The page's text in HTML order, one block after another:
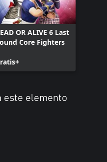
OR ALIVE 6 Last
Core Fighters
este elemento